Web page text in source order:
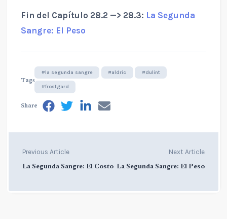
Fin del Capítulo 28.2 —> 28.3: La Segunda
Sangre: El Peso
Tags
#la segunda sangre #aldric #dulint
#frostgard
Share
Previous Article
La Segunda Sangre: El Costo
Next Article
La Segunda Sangre: El Peso